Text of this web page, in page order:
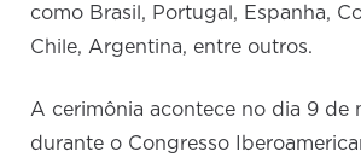
como Brasil, Portugal, Espanha,
Chile, Argentina, entre outros.
A cerimônia acontece no dia 9 de
durante o Congresso